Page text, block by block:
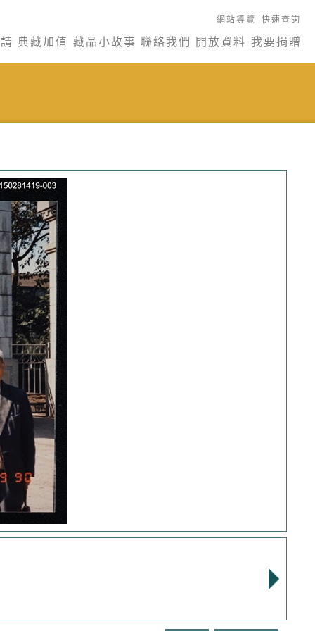
網站導覽 快速查詢
典藏加值 藏品小故事 聯絡我們 開放資料 我要捐贈